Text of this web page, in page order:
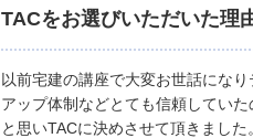
TACをお選びいただいた理
以前宅建の講座で大変お世話にな
アップ体制などとても信頼してい
と思いTACに決めさせて頂きました。